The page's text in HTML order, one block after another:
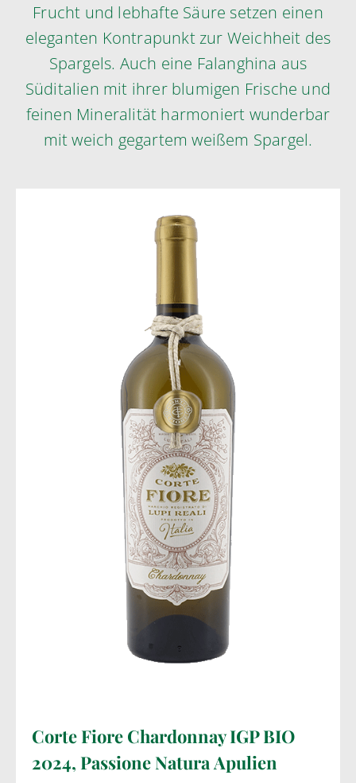
Frucht und lebhafte Säure setzen einen
eleganten Kontrapunkt zur Weichheit des
Spargels. Auch eine Falanghina aus
Süditalien mit ihrer blumigen Frische und
feinen Mineralität harmoniert wunderbar
mit weich gegartem weißem Spargel.
Corte Fiore Chardonnay IGP BIO
2024, Passione Natura Apulien